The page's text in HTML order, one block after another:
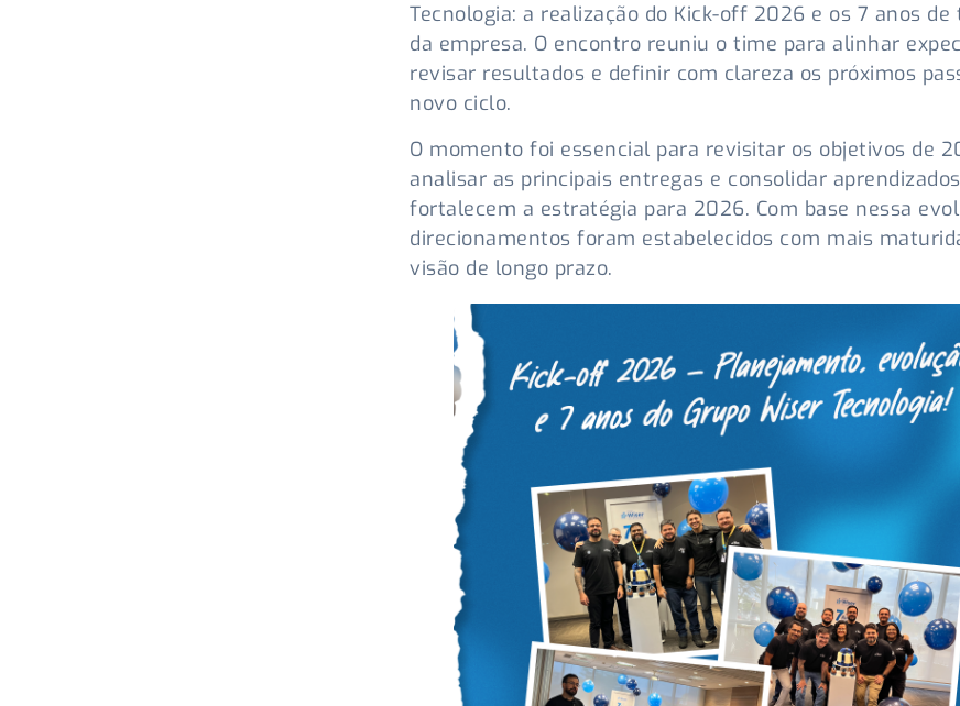
Tecnologia: a realização do Kick-off 2026 e os 7 anos
da empresa. O encontro reuniu o time para alinhar
revisar resultados e definir com clareza os próximos
novo ciclo.
O momento foi essencial para revisitar os objetivos de
analisar as principais entregas e consolidar
fortalecem a estratégia para 2026. Com base nessa
direcionamentos foram estabelecidos com mais
visão de longo prazo.